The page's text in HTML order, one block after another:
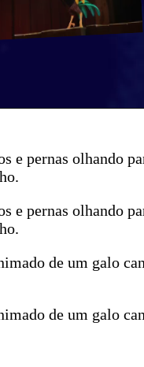
e pernas olhando
e pernas olhando
de um galo
de um galo